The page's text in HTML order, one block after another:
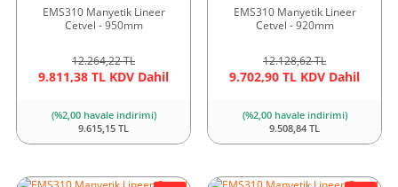
EMS310 Manyetik Lineer
Cetvel - 950mm
12.264,22 TL
9.811,38 TL KDV Dahil
(%2,00 havale indirimi)
9.615,15 TL
EMS310 Manyetik Lineer
Cetvel - 920mm
12.128,62 TL
9.702,90 TL KDV Dahil
(%2,00 havale indirimi)
9.508,84 TL